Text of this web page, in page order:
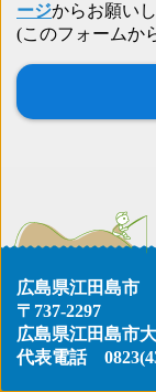
ージからお願いし
(このフォームか
広島県江田島市
〒737-2297
広島県江田島市
代表電話